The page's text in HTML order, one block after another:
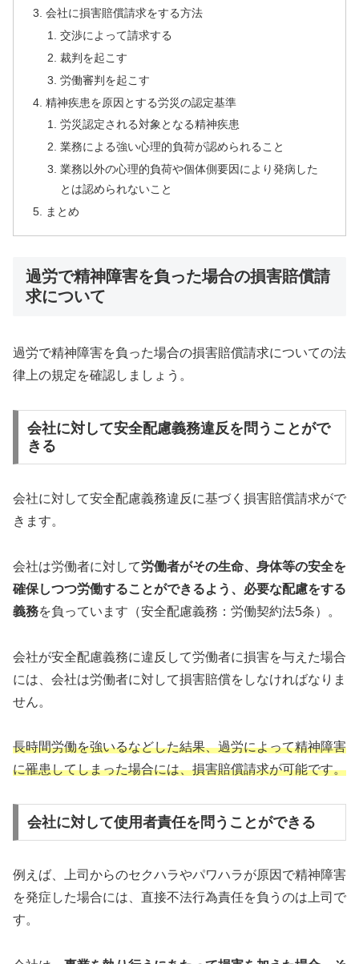
会社に損害賠償請求をする方法
交渉によって請求する
裁判を起こす
労働審判を起こす
精神疾患を原因とする労災の認定基準
労災認定される対象となる精神疾患
業務による強い⼼理的負荷が認められること
業務以外の⼼理的負荷や個体側要因により発病した
とは認められないこと
まとめ
過労で精神障害を負った場合の損害賠償請
求について
過労で精神障害を負った場合の損害賠償請求についての法
律上の規定を確認しましょう。
会社に対して安全配慮義務違反を問うことがで
きる
会社に対して安全配慮義務違反に基づく損害賠償請求がで
きます。
会社は労働者に対して労働者がその生命、身体等の安全を
確保しつつ労働することができるよう、必要な配慮をする
義務を負っています（安全配慮義務：労働契約法5条）。
会社が安全配慮義務に違反して労働者に損害を与えた場合
には、会社は労働者に対して損害賠償をしなければなりま
せん。
長時間労働を強いるなどした結果、過労によって精神障害
に罹患してしまった場合には、損害賠償請求が可能です。
会社に対して使用者責任を問うことができる
例えば、上司からのセクハラやパワハラが原因で精神障害
を発症した場合には、直接不法行為責任を負うのは上司で
す。